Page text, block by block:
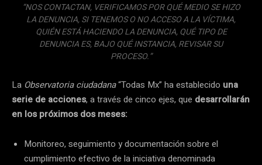
“NOS CONTACTAN, VERIFICAMOS POR QUÉ MEDIO SE HIZO
LA DENUNCIA, SI TENEMOS O NO ACCESO A LA VÍCTIMA,
QUIÉN ESTÁ HACIENDO LA DENUNCIA, QUÉ TIPO DE
DENUNCIA ES, BAJO QUÉ INSTANCIA, REVISAR SU
PROCESO.”
La Observatoria ciudadana“Todas Mx” ha establecido una
serie de acciones, a través de cinco ejes, que desarrollarán
en los próximos dos meses:
Monitoreo, seguimiento y documentación sobre el
cumplimiento efectivo de la iniciativa denominada